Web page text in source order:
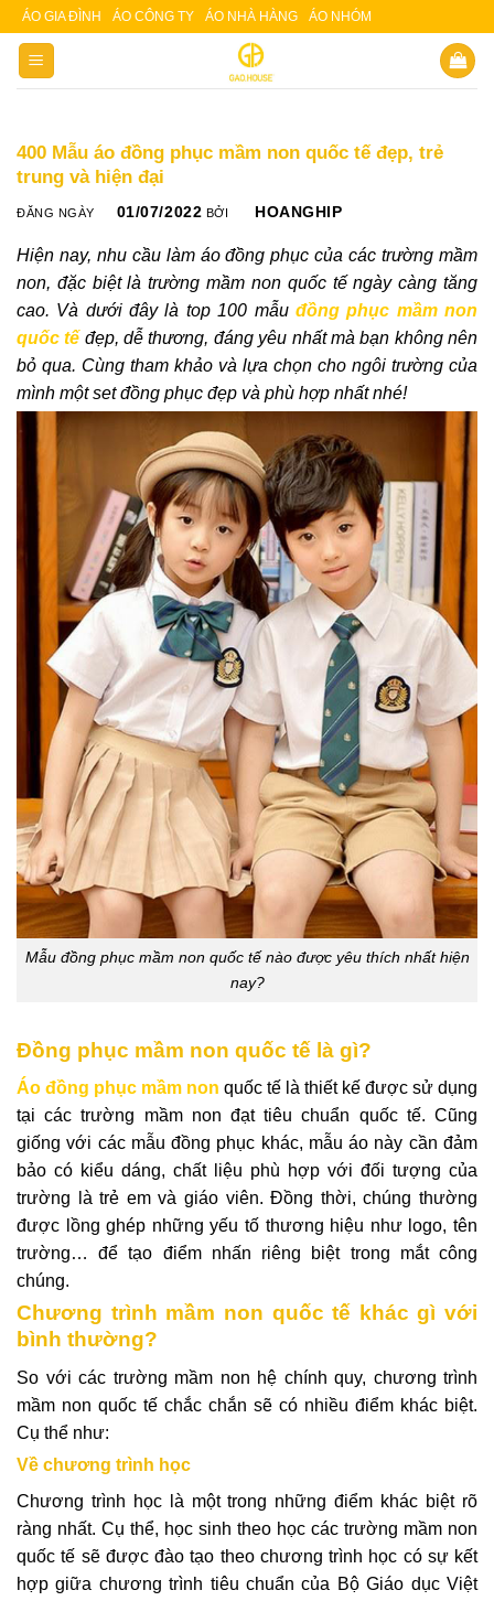
Skip
content
ÁO GIA ĐÌNH ÁO CÔNG TY ÁO NHÀ HÀNG ÁO NHÓM
400 Mẫu áo đồng phục mầm non quốc tế đẹp, trẻ
trung và hiện đại
ĐĂNG NGÀY 01/07/2022 BỞI HOANGHIP
Hiện nay, nhu cầu làm áo đồng phục của các trường mầm
non, đặc biệt là trường mầm non quốc tế ngày càng tăng
cao. Và dưới đây là top 100 mẫu đồng phục mầm non
quốc tế đẹp, dễ thương, đáng yêu nhất mà bạn không nên
bỏ qua. Cùng tham khảo và lựa chọn cho ngôi trường của
mình một set đồng phục đẹp và phù hợp nhất nhé!
Mẫu đồng phục mầm non quốc tế nào được yêu thích nhất hiện
nay?
Đồng phục mầm non quốc tế là gì?
Áo đồng phục mầm non quốc tế là thiết kế được sử dụng
tại các trường mầm non đạt tiêu chuẩn quốc tế. Cũng
giống với các mẫu đồng phục khác, mẫu áo này cần đảm
bảo có kiểu dáng, chất liệu phù hợp với đối tượng của
trường là trẻ em và giáo viên. Đồng thời, chúng thường
được lồng ghép những yếu tố thương hiệu như logo, tên
trường… để tạo điểm nhấn riêng biệt trong mắt công
chúng.
Chương trình mầm non quốc tế khác gì với
bình thường?
So với các trường mầm non hệ chính quy, chương trình
mầm non quốc tế chắc chắn sẽ có nhiều điểm khác biệt.
Cụ thể như:
Về chương trình học
Chương trình học là một trong những điểm khác biệt rõ
ràng nhất. Cụ thể, học sinh theo học các trường mầm non
quốc tế sẽ được đào tạo theo chương trình học có sự kết
hợp giữa chương trình tiêu chuẩn của Bộ Giáo dục Việt